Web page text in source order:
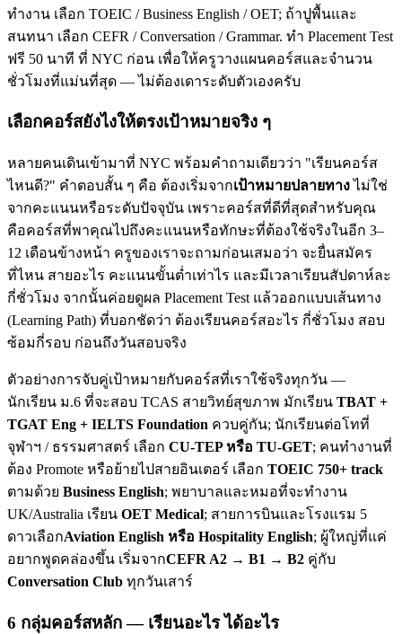
ทำงาน เลือก TOEIC / Business English / OET; ถ้าปูพื้นและ
สนทนา เลือก CEFR / Conversation / Grammar. ทำ Placement Test
ฟรี 50 นาที ที่ NYC ก่อน เพื่อให้ครูวางแผนคอร์สและจำนวน
ชั่วโมงที่แม่นที่สุด — ไม่ต้องเดาระดับตัวเองครับ
เลือกคอร์สยังไงให้ตรงเป้าหมายจริง ๆ
หลายคนเดินเข้ามาที่ NYC พร้อมคำถามเดียวว่า "เรียนคอร์ส
ไหนดี?" คำตอบสั้น ๆ คือ ต้องเริ่มจากเป้าหมายปลายทางไม่ใช่
จากคะแนนหรือระดับปัจจุบัน เพราะคอร์สที่ดีที่สุดสำหรับคุณ
คือคอร์สที่พาคุณไปถึงคะแนนหรือทักษะที่ต้องใช้จริงในอีก 3–
12 เดือนข้างหน้า ครูของเราจะถามก่อนเสมอว่า จะยื่นสมัคร
ที่ไหน สายอะไร คะแนนขั้นต่ำเท่าไร และมีเวลาเรียนสัปดาห์ละ
กี่ชั่วโมง จากนั้นค่อยดูผล Placement Test แล้วออกแบบเส้นทาง
(Learning Path) ที่บอกชัดว่า ต้องเรียนคอร์สอะไร กี่ชั่วโมง สอบ
ซ้อมกี่รอบ ก่อนถึงวันสอบจริง
ตัวอย่างการจับคู่เป้าหมายกับคอร์สที่เราใช้จริงทุกวัน —
นักเรียน ม.6 ที่จะสอบ TCAS สายวิทย์สุขภาพ มักเรียน TBAT +
TGAT Eng + IELTS Foundation ควบคู่กัน; นักเรียนต่อโทที่
จุฬาฯ / ธรรมศาสตร์ เลือก CU-TEP หรือ TU-GET; คนทำงานที่
ต้อง Promote หรือย้ายไปสายอินเตอร์ เลือก TOEIC 750+ track
ตามด้วย Business English; พยาบาลและหมอที่จะทำงาน
UK/Australia เรียน OET Medical; สายการบินและโรงแรม 5
ดาวเลือกAviation English หรือ Hospitality English; ผู้ใหญ่ที่แค่
อยากพูดคล่องขึ้น เริ่มจากCEFR A2 → B1 → B2 คู่กับ
Conversation Club ทุกวันเสาร์
6 กลุ่มคอร์สหลัก — เรียนอะไร ได้อะไร